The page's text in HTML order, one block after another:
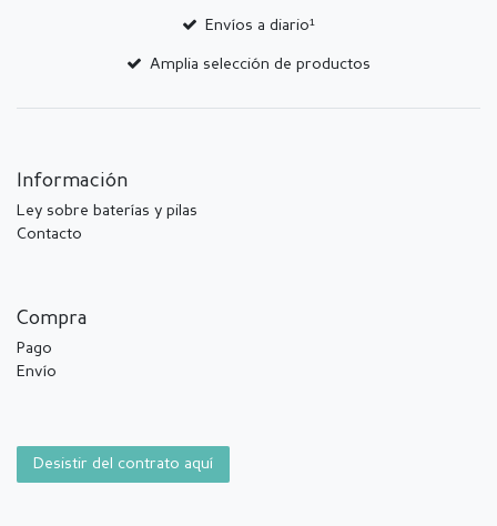
Envíos a diario¹
Amplia selección de productos
Información
Ley sobre baterías y pilas
Contacto
Compra
Pago
Envío
Desistir del contrato aquí